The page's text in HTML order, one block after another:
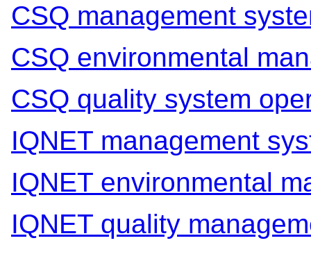
CSQ management
CSQ environmental
CSQ quality system
IQNET management
IQNET environmental
IQNET quality